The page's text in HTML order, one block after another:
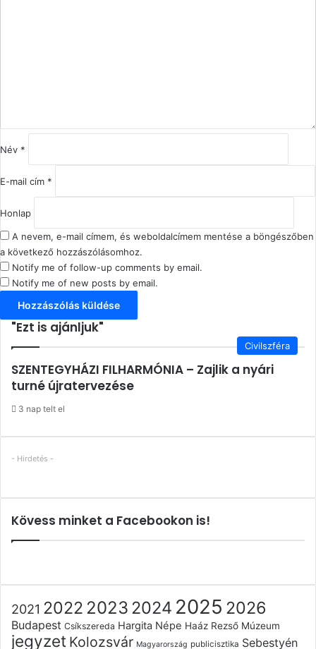
á
sNév *
E-mail cím *
Honlap
A nevem, e-mail címem, és weboldalcímem mentése a böngészőben
a következő hozzászólásomhoz.
Notify me of follow-up comments by email.
Notify me of new posts by email.
"Ezt is ajánljuk"
Civilszféra
SZENTEGYHÁZI FILHARMÓNIA – Zajlik a nyári
turné újratervezése
3 nap telt el
- Hirdetés -
Kövess minket a Facebookon is!
2021 2022 2023 2024 2025 2026
Budapest Csíkszereda Hargita Népe Haáz Rezső Múzeum
jegyzet Kolozsvár Magyarország publicisztika Sebestyén